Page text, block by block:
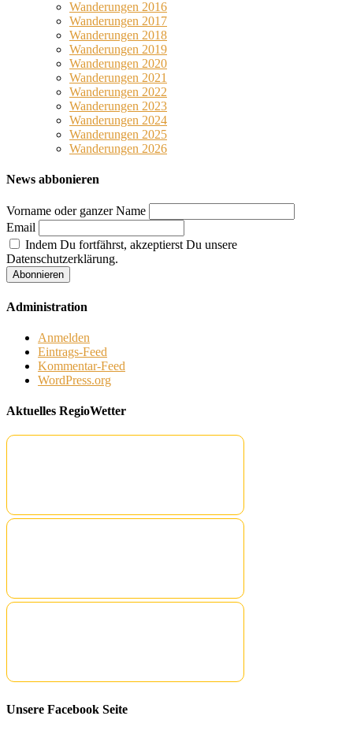
Wanderungen 2016
Wanderungen 2017
Wanderungen 2018
Wanderungen 2019
Wanderungen 2020
Wanderungen 2021
Wanderungen 2022
Wanderungen 2023
Wanderungen 2024
Wanderungen 2025
Wanderungen 2026
News abbonieren
Vorname oder ganzer Name
Email
Indem Du fortfährst, akzeptierst Du unsere
Datenschutzerklärung.
Administration
Anmelden
Eintrags-Feed
Kommentar-Feed
WordPress.org
Aktuelles RegioWetter
Unsere Facebook Seite